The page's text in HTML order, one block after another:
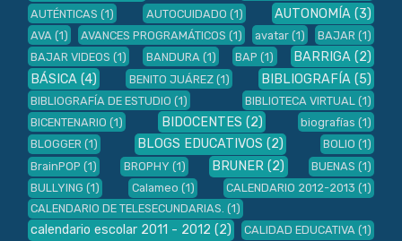
AUTÉNTICAS (1) AUTOCUIDADO (1) AUTONOMÍA (3)
AVA (1) AVANCES PROGRAMÁTICOS (1) avatar (1) BAJAR (1)
BAJAR VIDEOS (1) BANDURA (1) BAP (1) BARRIGA (2)
BÁSICA (4) BENITO JUÁREZ (1) BIBLIOGRAFÍA (5)
BIBLIOGRAFÍA DE ESTUDIO (1) BIBLIOTECA VIRTUAL (1)
BICENTENARIO (1) BIDOCENTES (2) biografías (1)
BLOGGER (1) BLOGS EDUCATIVOS (2) BOLIO (1)
BrainPOP (1) BROPHY (1) BRUNER (2) BUENAS (1)
BULLYING (1) Calameo (1) CALENDARIO 2012-2013 (1)
CALENDARIO DE TELESECUNDARIAS. (1)
calendario escolar 2011 - 2012 (2) CALIDAD EDUCATIVA (1)